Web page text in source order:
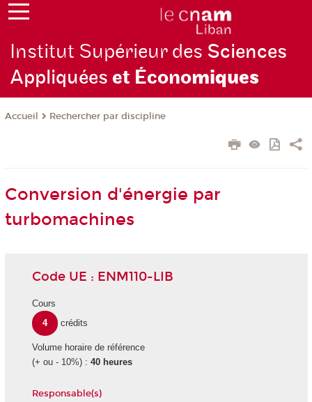
Institut Supérieur des Sciences
Appliquéeset Économiques
Accueil Rechercher par discipline
Conversion d'énergie par
turbomachines
Code UE : ENM110-LIB
Cours
4
crédits
Volume horaire de référence
(+ ou - 10%) : 40 heures
Responsable(s)